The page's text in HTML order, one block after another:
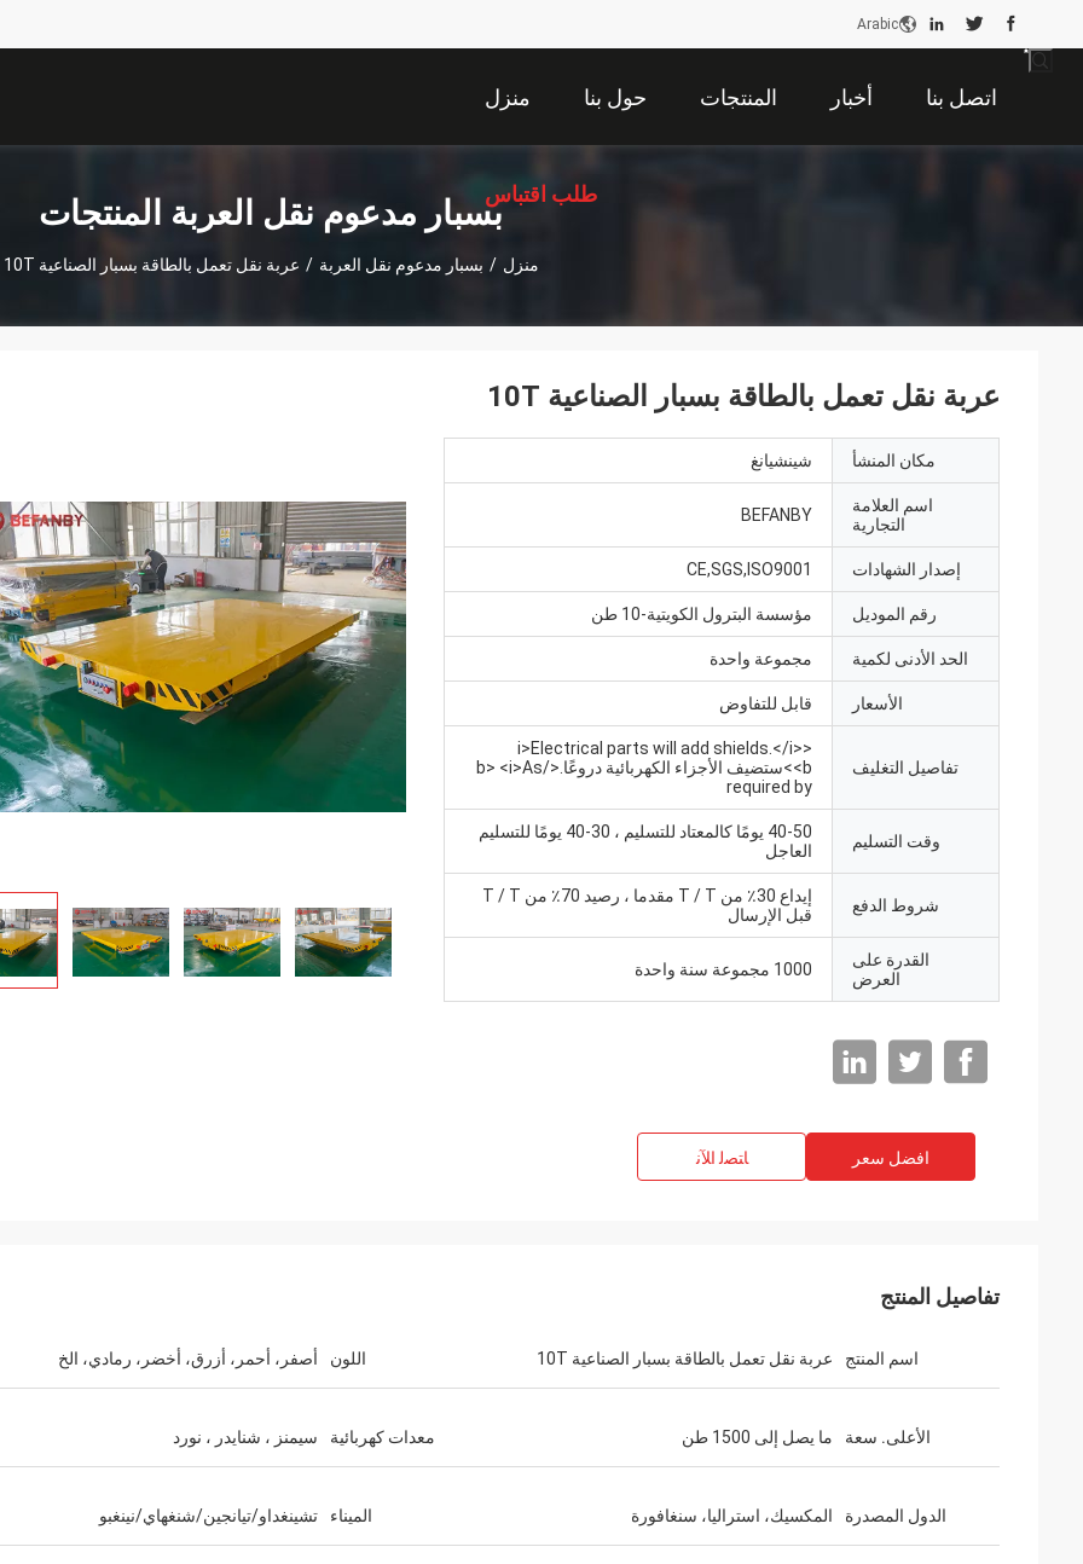
Arabic
منزل حول بنا المنتجات أخبار اتصل بنا
طلب اقتباسبسبار مدعوم نقل العربة المنتجات
منزل / بسبار مدعوم نقل العربة / عربة نقل تعمل بالطاقة بسبار الصناعية 10T
عربة نقل تعمل بالطاقة بسبار الصناعية 10T
مكان المنشأ شينشيانغ
اسم العلامة
التجارية
BEFANBY
إصدار الشهادات CE,SGS,ISO9001
رقم الموديل مؤسسة البترول الكويتية-10 طن
الحد الأدنى لكمية مجموعة واحدة
الأسعار قابل للتفاوض
تفاصيل التغليف
<i>Electrical parts will add shields.</i>
<b>ستضيف الأجزاء الكهربائية دروعًا.</b> <i>As
required by
وقت التسليم
40-50 يومًا كالمعتاد للتسليم ، 30-40 يومًا للتسليم
العاجل
شروط الدفع
إيداع 30٪ من T / T مقدما ، رصيد 70٪ من T / T
قبل الإرسال
القدرة على
العرض
1000 مجموعة سنة واحدة
افضل سعر ﺎﺘﺼﻟ ﺍﻶﻧ
تفاصيل المنتج
اسم المنتج عربة نقل تعمل بالطاقة بسبار الصناعية 10T اللون أصفر، أحمر، أزرق، أخضر، رمادي، الخ
الأعلى. سعة ما يصل إلى 1500 طن معدات كهربائية سيمنز ، شنايدر ، نورد
الدول المصدرة المكسيك، استراليا، سنغافورة الميناء تشينغداو/تيانجين/شنغهاي/نينغبو